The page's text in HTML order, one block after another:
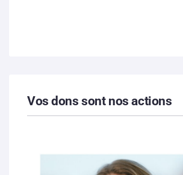
Vos dons sont nos actions